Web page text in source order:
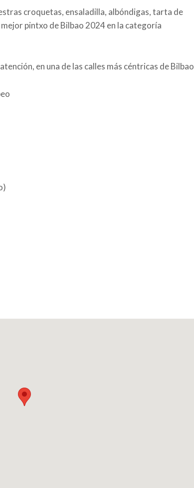
croquetas, ensaladilla, albóndigas, tarta de
pintxo de Bilbao 2024 en la categoría
en una de las calles más céntricas de Bilbao